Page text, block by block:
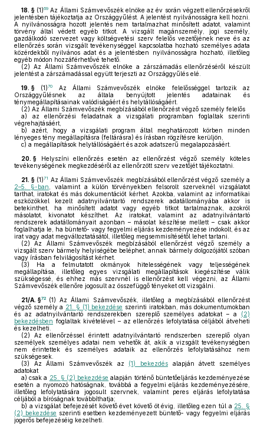
18. § (1)69 Az Állami Számvevőszék elnöke az év során végzett ellenőrzésekről
jelentésben tájékoztatja az Országgyűlést. A jelentést nyilvánosságra kell hozni.
A nyilvánosságra hozott jelentés nem tartalmazhat minősített adatot, valamint
törvény által védett egyéb titkot. A vizsgált magánszemély, jogi személy,
gazdálkodó szervezet vagy költségvetési szerv felelős vezetőjének neve és az
ellenőrzés során vizsgált tevékenységgel kapcsolatba hozható személyes adata
közérdekből nyilvános adat és a jelentésben nyilvánosságra hozható, illetőleg
egyéb módon hozzáférhetővé tehető.
(2) Az Állami Számvevőszék elnöke a zárszámadás ellenőrzéséről készült
jelentést a zárszámadással együtt terjeszti az Országgyűlés elé.
19. § (1)70
Az Állami Számvevőszék elnöke felelősséggel tartozik az
Országgyűlésnek az általa benyújtott jelentés adatainak és
ténymegállapításainak valódiságáért és helytállóságáért.
(2) Az Állami Számvevőszék megbízásából ellenőrzést végző személy felelős
a) az ellenőrzési feladatnak a vizsgálati programban foglaltak szerinti
végrehajtásáért,
b) azért, hogy a vizsgálati program által meghatározott körben minden
lényeges tény megállapításra (feltárásra) és írásban rögzítésre kerüljön,
c) a megállapítások helytállóságáért és azok adatszerű megalapozásáért.
20. § Helyszíni ellenőrzés esetén az ellenőrzést végző személy köteles
tevékenységének megkezdéséről az ellenőrzött szerv vezetőjét tájékoztatni.
21. § (1)71 Az Állami Számvevőszék megbízásából ellenőrzést végző személy a
2–5. §-ban , valamint a külön törvényekben felsorolt szerveknél vizsgálatot
tarthat, iratokat és más dokumentációt kérhet. Azokba, valamint az informatikai
eszközökkel kezelt adatnyilvántartó rendszerek adatállományába akkor is
betekinthet, ha minősített adatot vagy egyéb titkot tartalmaznak, azokról
másolatot, kivonatot készíthet. Az iratokat, valamint az adatnyilvántartó
rendszerek adatállományait azonban – másolat készítése mellett – csak akkor
foglalhatja le, ha büntető- vagy fegyelmi eljárás kezdeményezése indokolt, és az
irat vagy adat megváltoztatásától, illetőleg megsemmisítésétől lehet tartani.
(2) Az Állami Számvevőszék megbízásából ellenőrzést végző személy a
vizsgált szerv bármely helyiségébe beléphet, annak bármely dolgozójától szóban
vagy írásban felvilágosítást kérhet.
(3) Ha a felmutatott okmányok hitelességének vagy teljességének
megállapítása, illetőleg egyes vizsgálati megállapítások kiegészítése válik
szükségessé, és ehhez más szervnél is ellenőrzést kell végezni, az Állami
Számvevőszék ellenőre jogosult az összefüggő tényeket ott vizsgálni.
21/A. §72 (1) Az Állami Számvevőszék, illetőleg a megbízásából ellenőrzést
végző személy a 21. § (1) bekezdése szerinti iratokban, más dokumentumokban
és az adatnyilvántartó rendszerekben szereplő személyes adatokat – a (2)
bekezdésben foglaltak kivételével – az ellenőrzés lefolytatása céljából átveheti
és kezelheti.
(2) Az ellenőrzéssel érintett adatnyilvántartó rendszerben szereplő olyan
személyek személyes adatai nem vehetők át, akik a vizsgált tevékenységben
nem érintettek és személyes adataik az ellenőrzés lefolytatásához nem
szükségesek.
(3) Az Állami Számvevőszék az (1) bekezdés alapján átvett személyes
adatokat
a) csak a 25. § (2) bekezdése alapján történő büntetőeljárás kezdeményezése
esetén a nyomozó hatóságnak, továbbá a fegyelmi eljárás kezdeményezésére,
illetőleg lefolytatására jogosult szervnek, valamint peres eljárás lefolytatása
céljából a bíróságnak továbbíthatja;
b) a vizsgálat befejezését követő évet követő öt évig, illetőleg ezen túl a 25. §
(2) bekezdése szerinti esetben kezdeményezett büntető- vagy fegyelmi eljárás
jogerős befejezéséig kezelheti.